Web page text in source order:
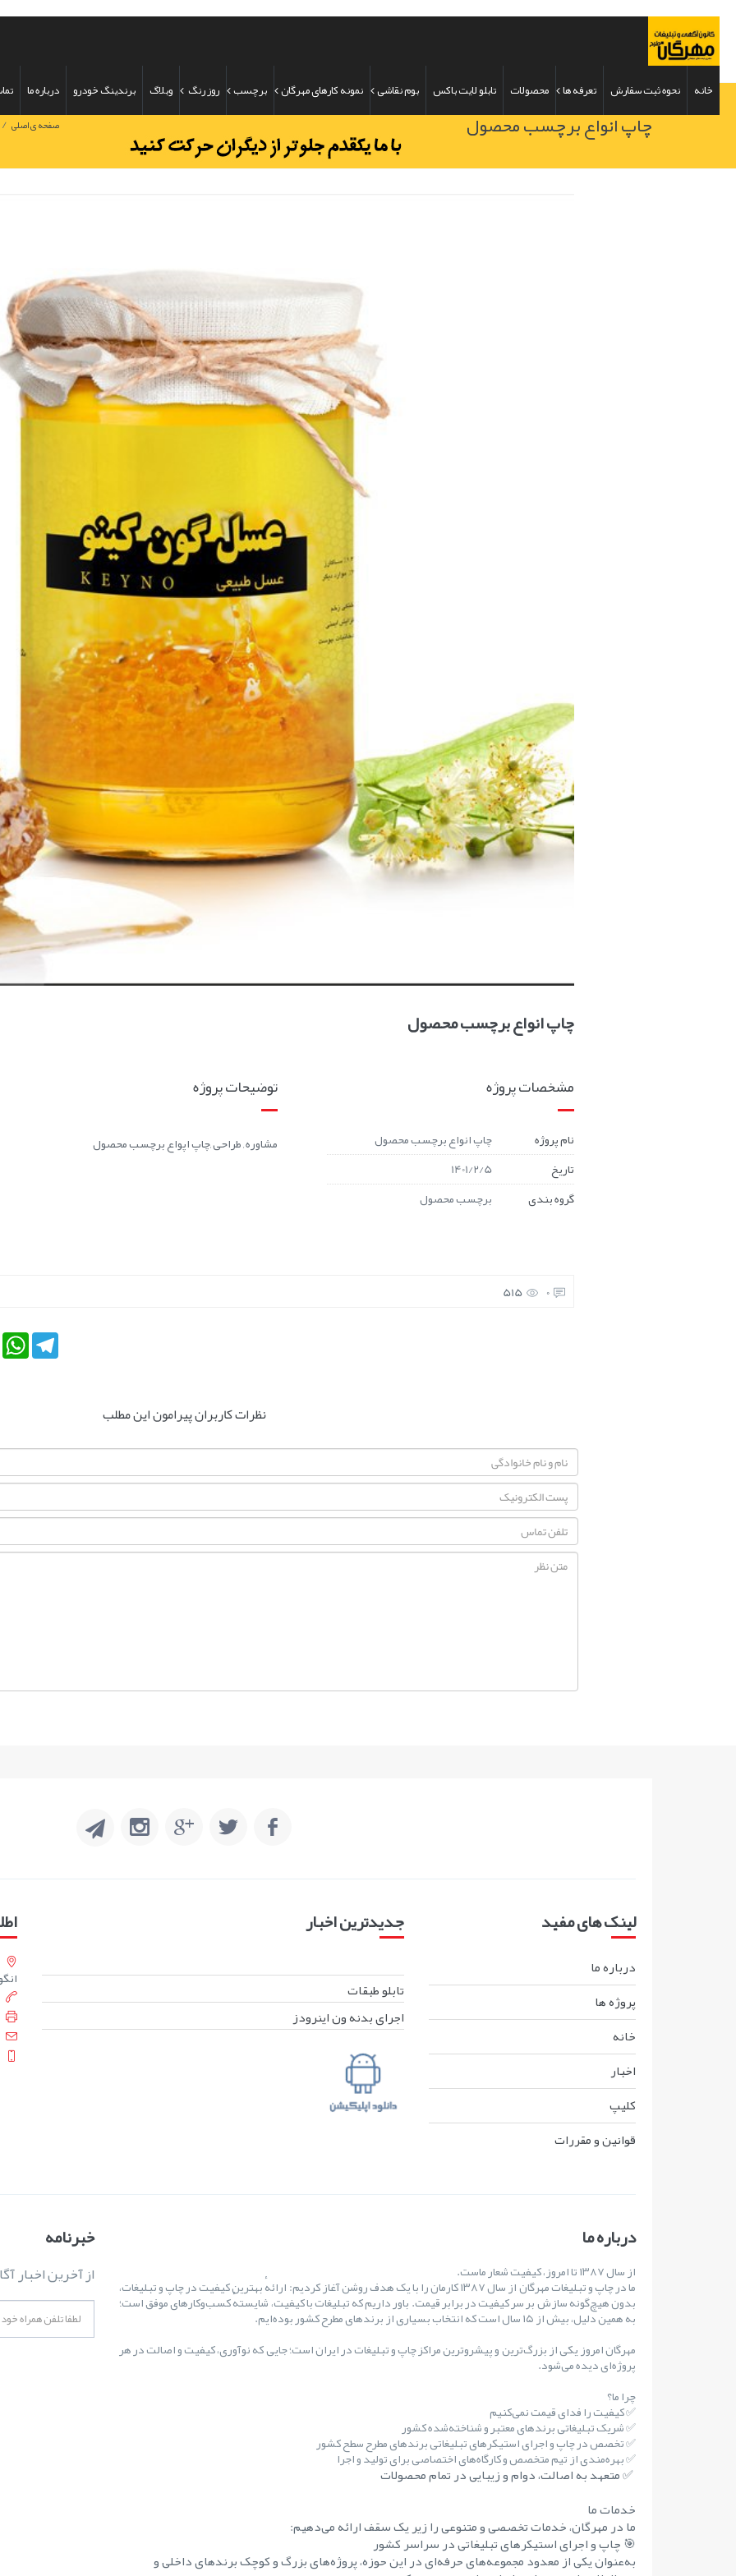
خانه نحوه ثبت سفارش تعرفه ها محصولات تابلو لایت باکس بوم نقاشی نمونه کارهای مهرگان برچسب روز رنگ وبلاگ برندینگ خودرو درباره ما
چاپ انواع برچسب محصول صفحه ی اصلی /
چاپ انواع برچسب محصول
توضیحات پروژه
مشاوره , طراحی ,چاپ اپواع برچسب محصول
مشخصات پروژه
نام پروژه
چاپ انواع برچسب محصول
تاریخ
1401/2/5
گروه بندی
برچسب محصول
0
515
Telegram
نظرات کاربران پیرامون این مطلب
لینک های مفید
درباره ما
پروژه ها
خانه
اخبار
کليپ
قوانين و مقررات
جدیدترین اخبار
تابلو طبقات
اجرای بدنه ون اینرودز
درباره ما
از سال ۱۳۸۷ تا امروز، کیفیت شعار ماست.
ما در چاپ و تبلیغات مهرگان از سال ۱۳۸۷ کارمان را با یک هدف روشن آغاز کردیم: ارائهٔ بهترین کیفیت در چاپ و تبلیغات،
بدون هیچ‌گونه سازش بر سر کیفیت در برابر قیمت. باور داریم که تبلیغات با کیفیت، شایستهٔ کسب‌وکارهای موفق است؛
به همین دلیل، بیش از ۱۵ سال است که انتخاب بسیاری از برندهای مطرح کشور بوده‌ایم.
مهرگان امروز یکی از بزرگ‌ترین و پیشروترین مراکز چاپ و تبلیغات در ایران است؛ جایی که نوآوری، کیفیت و اصالت در هر
پروژه‌ای دیده می‌شود.
چرا ما؟
✅ کیفیت را فدای قیمت نمی‌کنیم
✅ شریک تبلیغاتی برندهای معتبر و شناخته‌شده کشور
✅ تخصص در چاپ و اجرای استیکرهای تبلیغاتی برندهای مطرح سطح کشور
✅ بهره‌مندی از تیم متخصص و کارگاه‌های اختصاصی برای تولید و اجرا
✅ متعهد به اصالت، دوام و زیبایی در تمام محصولات
خدمات ما
ما در مهرگان، خدمات تخصصی و متنوعی را زیر یک سقف ارائه می‌دهیم:
🎯 چاپ و اجرای استیکرهای تبلیغاتی در سراسر کشور
به‌عنوان یکی از معدود مجموعه‌های حرفه‌ای در این حوزه، پروژه‌های بزرگ و کوچک برندهای داخلی و
خبرنامه
از آخرین اخبار